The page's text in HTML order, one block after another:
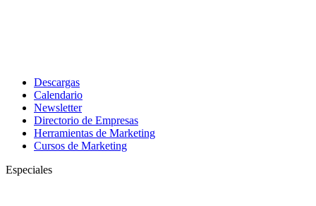
Descargas
Calendario
Newsletter
Directorio de Empresas
Herramientas de Marketing
Cursos de Marketing
Especiales